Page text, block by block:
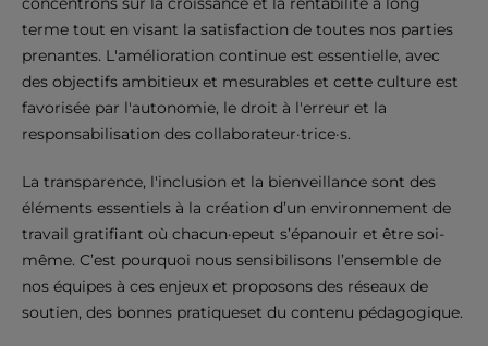
terme tout en visant la satisfaction de toutes nos parties
prenantes. L'amélioration continue est essentielle, avec
des objectifs ambitieux et mesurables et cette culture est
favorisée par l'autonomie, le droit à l'erreur et la
responsabilisation des collaborateur·trice·s.
La transparence, l'inclusion et la bienveillance sont des
éléments essentiels à la création d’un environnement de
travail gratifiant où chacun·epeut s’épanouir et être soi-
même. C’est pourquoi nous sensibilisons l’ensemble de
nos équipes à ces enjeux et proposons des réseaux de
soutien, des bonnes pratiqueset du contenu pédagogique.